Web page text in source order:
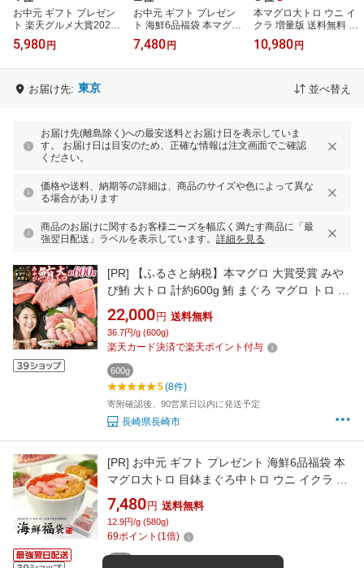
お中元 ギフト プレゼン
ト 楽天グルメ大賞2023
本マグロ大トロ、ウニ、
イクラ 送料無料 (ギフト
5,980 円
お中元 ギフト プレゼン
ト 海鮮6品福袋 本マグロ
大トロ 目鉢まぐろ中トロ
ウニ イクラ ネギトロ づ
7,480 円
本マグロ大トロ ウニ イ
クラ 増量版 送料無料 鮪
の王様本まぐろ、無添加
ウニ、イクラ醤油漬け
10,980 円
お届け先: 東京 並べ替え
お届け先(離島除く)への最安送料とお届け日を表示していま
す。 お届け日は目安のため、正確な情報は注文画面でご確認
ください。
価格や送料、納期等の詳細は、商品のサイズや色によって異な
る場合があります
商品のお届けに関するお客様ニーズを幅広く満たす商品に「最
強翌日配送」ラベルを表示しています。 詳細を見る
[PR]
【ふるさと納税】本マグロ 大賞受賞 みや
び鮪 大トロ 計約600g 鮪 まぐろ マグロ トロ 本
まぐろ 本鮪 まぐろトロ 鮪トロ マグロトロ 冷凍
マグロ 冷凍まぐろ 冷凍鮪 国産マグロ 国産鮪 さ
しみ 刺し身 刺身 魚 冷凍 国産 長崎県 長崎市 送
22,000 円 送料無料
36.7円/g (600g)
楽天カード決済で楽天ポイント付与
600g
5(8件)
寄附確認後、90営業日以内に発送予定
長崎県長崎市
[PR] お中元 ギフト プレゼント 海鮮6品福袋 本
マグロ大トロ 目鉢まぐろ中トロ ウニ イクラ ネ
ギトロ づけ 送料無料（父の日 敬老の日 ギフト
プレゼント 詰め合わせ 海鮮丼 刺身 om22)
《not-st1》〈st1〉[[海鮮福袋]
7,480 円 送料無料
12.9円/g (580g)
69ポイント (1倍)